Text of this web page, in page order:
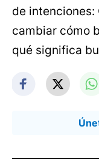
de intenciones:
cambiar cómo
qué significa